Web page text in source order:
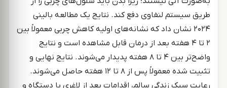
طریق سیستم لنفاوی دفع کند. نتایج یک مطالعه بالینی
۲۰۲۴ نشان داد که نشانه‌های اولیه کاهش چربی معمولاً بین
۲ تا ۴ هفته بعد از درمان قابل مشاهده است و نتایج
واضح‌تر بین ۴ تا ۸ هفته پدیدار می‌شوند. نتایج نهایی و
تثبیت شده معمولاً پس از ۸ تا ۱۲ هفته حاصل می‌شوند.
رعایت سبک زندگی سالم، اقدامات بعد از لاغری با دستگاه و